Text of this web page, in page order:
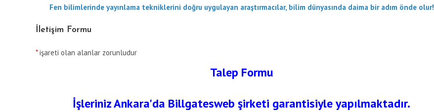
Fen bilimlerinde yayınlama tekniklerini doğru uygulayan araştırmacılar, bilim dünyasında daima bir adım önde olur!
İletişim Formu
*işareti olan alanlar zorunludur
Talep Formu
İşleriniz Ankara'da Billgatesweb şirketi garantisiyle yapılmaktadır.